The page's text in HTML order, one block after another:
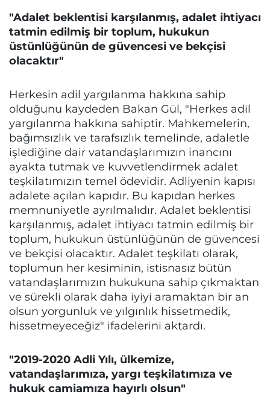
"Adalet beklentisi karşılanmış, adalet ihtiyacı
tatmin edilmiş bir toplum, hukukun
üstünlüğünün de güvencesi ve bekçisi
olacaktır"
Herkesin adil yargılanma hakkına sahip
olduğunu kaydeden Bakan Gül, "Herkes adil
yargılanma hakkına sahiptir. Mahkemelerin,
bağımsızlık ve tarafsızlık temelinde, adaletle
işlediğine dair vatandaşlarımızın inancını
ayakta tutmak ve kuvvetlendirmek adalet
teşkilatımızın temel ödevidir. Adliyenin kapısı
adalete açılan kapıdır. Bu kapıdan herkes
memnuniyetle ayrılmalıdır. Adalet beklentisi
karşılanmış, adalet ihtiyacı tatmin edilmiş bir
toplum, hukukun üstünlüğünün de güvencesi
ve bekçisi olacaktır. Adalet teşkilatı olarak,
toplumun her kesiminin, istisnasız bütün
vatandaşlarımızın hukukuna sahip çıkmaktan
ve sürekli olarak daha iyiyi aramaktan bir an
olsun yorgunluk ve yılgınlık hissetmedik,
hissetmeyeceğiz" ifadelerini aktardı.
"2019-2020 Adli Yılı, ülkemize,
vatandaşlarımıza, yargı teşkilatımıza ve
hukuk camiamıza hayırlı olsun"